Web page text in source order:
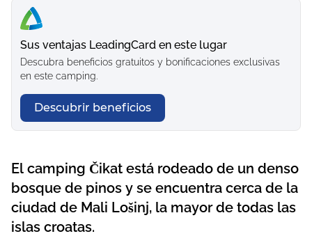
Sus ventajas LeadingCard en este lugar
Descubra beneficios gratuitos y bonificaciones exclusivas
en este camping.
Descubrir beneficios
El camping Čikat está rodeado de un denso
bosque de pinos y se encuentra cerca de la
ciudad de Mali Lošinj, la mayor de todas las
islas croatas.